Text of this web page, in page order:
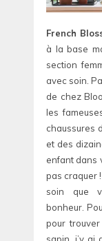
French
à la base
section
avec soin.
de chez
les
chaussures
et des
enfant dans
pas craquer
soin que
bonheur.
pour